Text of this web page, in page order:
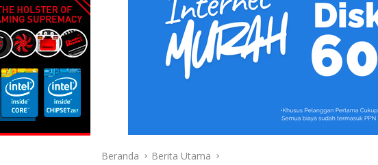
Beranda Berita Utama